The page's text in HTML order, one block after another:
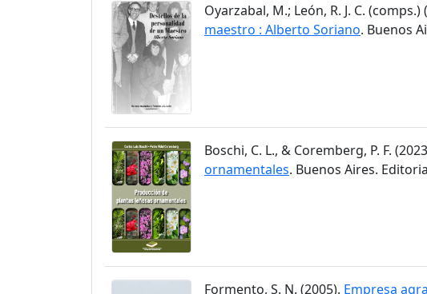
Oyarzabal, M.; León, R. J. C. (comps.)
maestro : Alberto Soriano. Buenos
Boschi, C. L., & Coremberg, P. F.
ornamentales. Buenos Aires.
Formento, S. N. (2005). Empresa